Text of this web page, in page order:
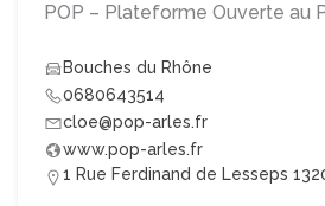
POP – Plateforme Ouverte au
Bouches du Rhône
0680643514
cloe@pop-arles.fr
www.pop-arles.fr
1 Rue Ferdinand de Lesseps